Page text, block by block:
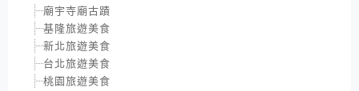
廟宇寺廟古蹟
基隆旅遊美食
新北旅遊美食
台北旅遊美食
桃園旅遊美食